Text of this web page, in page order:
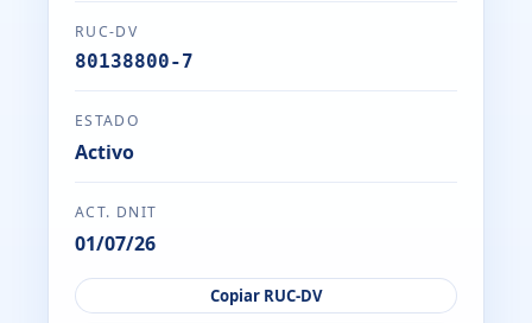
RUC-DV
80138800-7
ESTADO
Activo
ACT. DNIT
01/07/26
Copiar RUC-DV